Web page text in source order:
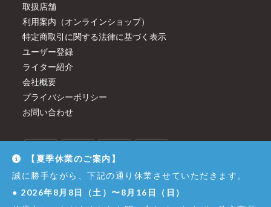
取扱店舗
利用案内（オンラインショップ）
特定商取引に関する法律に基づく表示
ユーザー登録
ライター紹介
会社概要
プライバシーポリシー
お問い合わせ
【夏季休業のご案内】
誠に勝手ながら、下記の通り休業させていただきます。
● 2026年8月8日（土）〜8月16日（日）